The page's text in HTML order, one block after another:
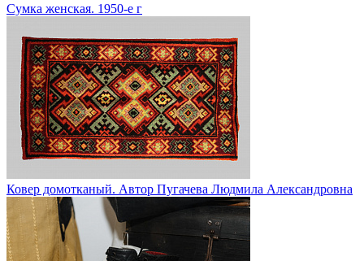
Сумка женская. 1950-е г
Ковер домотканый. Автор Пугачева Людмила Александровна